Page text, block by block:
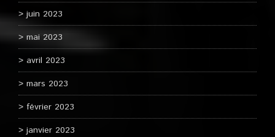
juin 2023
mai 2023
avril 2023
mars 2023
février 2023
janvier 2023